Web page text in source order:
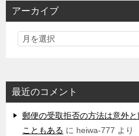
アーカイブ
最近のコメント
郵便の受取拒否の方法は意外
こともある に heiwa-777 より